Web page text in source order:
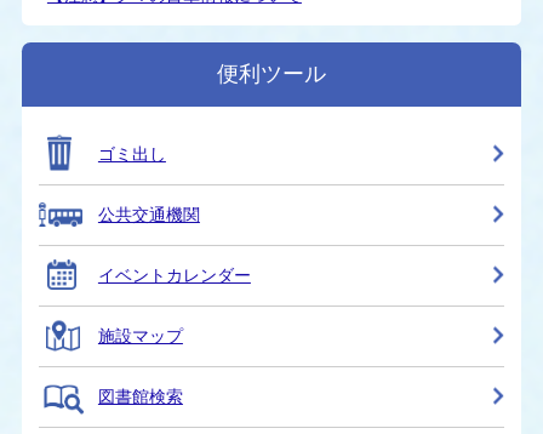
便利ツール
ゴミ出し
公共交通機関
イベントカレンダー
施設マップ
図書館検索